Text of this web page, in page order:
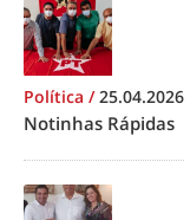
Política /25.04.2026
Notinhas Rápidas